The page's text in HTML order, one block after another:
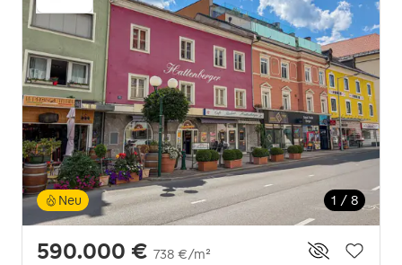
1 / 8
Neu
590.000 € 738 €/m²